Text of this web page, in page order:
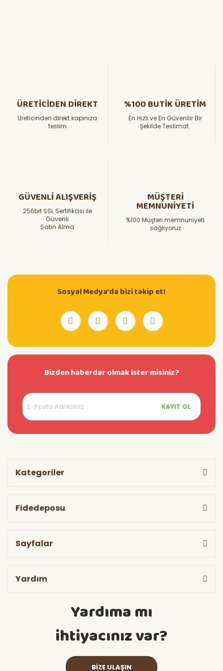
ÜRETİCİDEN DİREKT
Üreticinden direkt kapınıza
teslim
%100 BUTİK ÜRETİM
En Hızlı ve En Güvenilir Bir
Şekilde Teslimat.
GÜVENLİ ALIŞVERİŞ
256bit SSL Sertifikası ile
Güvenli
Satın Alma
MÜŞTERİ
MEMNUNİYETİ
%100 Müşteri memnuniyeti
sağlıyoruz
Sosyal Medya'da bizi takip et!
Bizden haberdar olmak ister misiniz?
KAYIT OL
Kategoriler
Fidedeposu
Sayfalar
Yardım
Yardıma mı
ihtiyacınız var?
BİZE ULAŞIN